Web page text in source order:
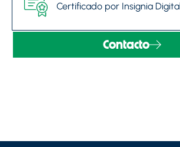
Certificado por Insignia Digital
Contacto